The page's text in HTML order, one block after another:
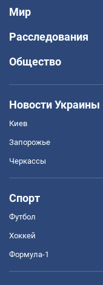
Мир
Расследования
Общество
Новости Украины
Киев
Запорожье
Черкассы
Спорт
Футбол
Хоккей
Формула-1